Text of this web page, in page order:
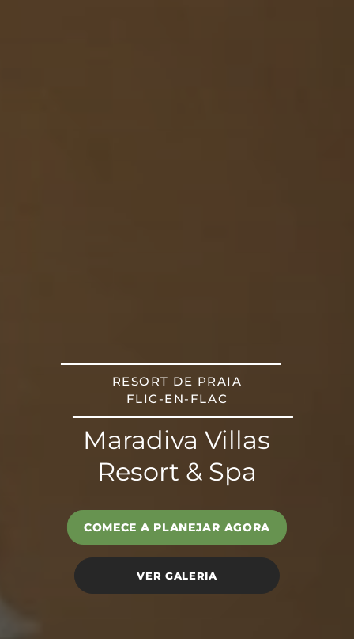
RESORT DE PRAIA
FLIC-EN-FLAC
Maradiva Villas
Resort & Spa
COMECE A PLANEJAR AGORA
VER GALERIA